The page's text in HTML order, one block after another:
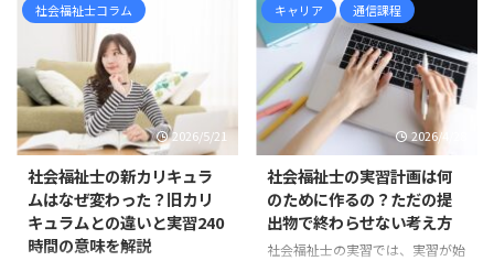
社会福祉士コラム
2026/5/21
社会福祉士の新カリキュラ
ムはなぜ変わった？旧カリ
キュラムとの違いと実習240
時間の意味を解説
キャリア 通信課程
2026/4/28
社会福祉士の実習計画は何
のために作るの？ただの提
出物で終わらせない考え方
社会福祉士の実習では、実習が始